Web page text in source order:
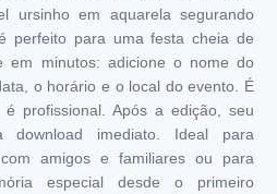
ursinho em aquarela segurando
perfeito para uma festa cheia de
em minutos: adicione o nome do
o horário e o local do evento. É
profissional. Após a edição, seu
download imediato. Ideal para
amigos e familiares ou para
especial desde o primeiro